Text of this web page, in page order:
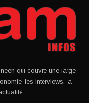
qui couvre une large
les interviews, la